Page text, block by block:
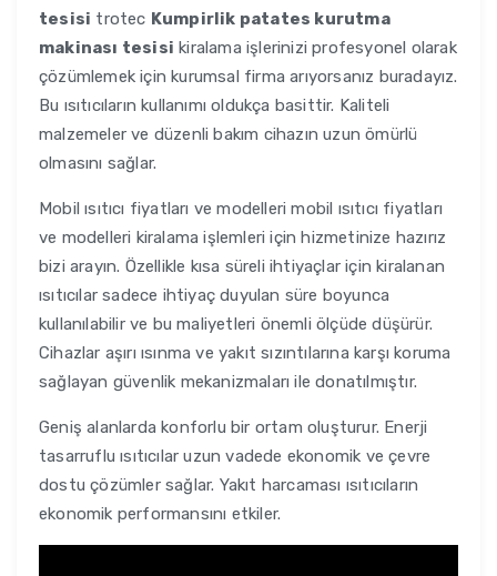
tesisi trotec Kumpirlik patates kurutma
makinası tesisi kiralama işlerinizi profesyonel olarak
çözümlemek için kurumsal firma arıyorsanız buradayız.
Bu ısıtıcıların kullanımı oldukça basittir. Kaliteli
malzemeler ve düzenli bakım cihazın uzun ömürlü
olmasını sağlar.
Mobil ısıtıcı fiyatları ve modelleri mobil ısıtıcı fiyatları
ve modelleri kiralama işlemleri için hizmetinize hazırız
bizi arayın. Özellikle kısa süreli ihtiyaçlar için kiralanan
ısıtıcılar sadece ihtiyaç duyulan süre boyunca
kullanılabilir ve bu maliyetleri önemli ölçüde düşürür.
Cihazlar aşırı ısınma ve yakıt sızıntılarına karşı koruma
sağlayan güvenlik mekanizmaları ile donatılmıştır.
Geniş alanlarda konforlu bir ortam oluşturur. Enerji
tasarruflu ısıtıcılar uzun vadede ekonomik ve çevre
dostu çözümler sağlar. Yakıt harcaması ısıtıcıların
ekonomik performansını etkiler.